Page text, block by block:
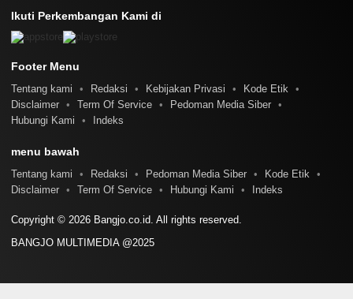
Ikuti Perkembangan Kami di
Footer Menu
Tentang kami Redaksi Kebijakan Privasi
Kode Etik
Disclaimer
Term Of Service
Pedoman Media Siber
Hubungi Kami
Indeks
menu bawah
Tentang kami Redaksi Pedoman Media Siber
Kode Etik
Disclaimer
Term Of Service Hubungi Kami Indeks
Copyright © 2026 Bangjo.co.id. All rights reserved.
BANGJO MULTIMEDIA @2025